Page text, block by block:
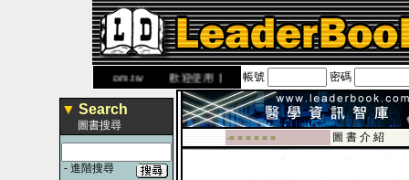
www.leaderbook.com.tw歡迎使用 國民旅遊卡！！
帳號 密碼
▼ Search
圖書搜尋
- 進階搜尋
-■ ■ ■ ■ ■ ■ 圖 書 介 紹